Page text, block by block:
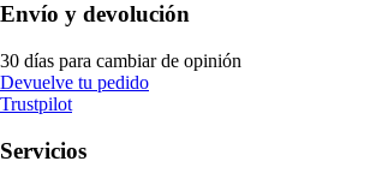
Envío y devolución
30 días para cambiar de opinión
Devuelve tu pedido
Trustpilot
Servicios